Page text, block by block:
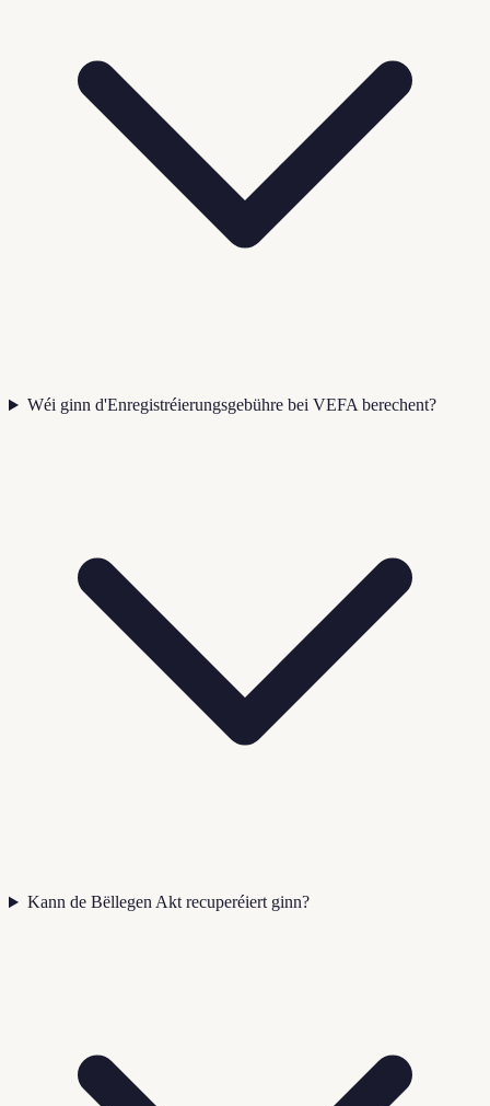
Wéi ginn d'Enregistréierungsgebühre bei VEFA berechent?
Kann de Bëllegen Akt recuperéiert ginn?